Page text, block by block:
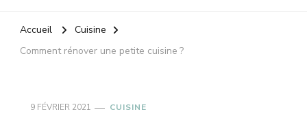
Accueil
Cuisine
Comment rénover une petite cuisine ?
9 FÉVRIER 2021 CUISINE